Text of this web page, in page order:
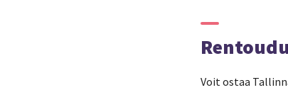
Voit ostaa